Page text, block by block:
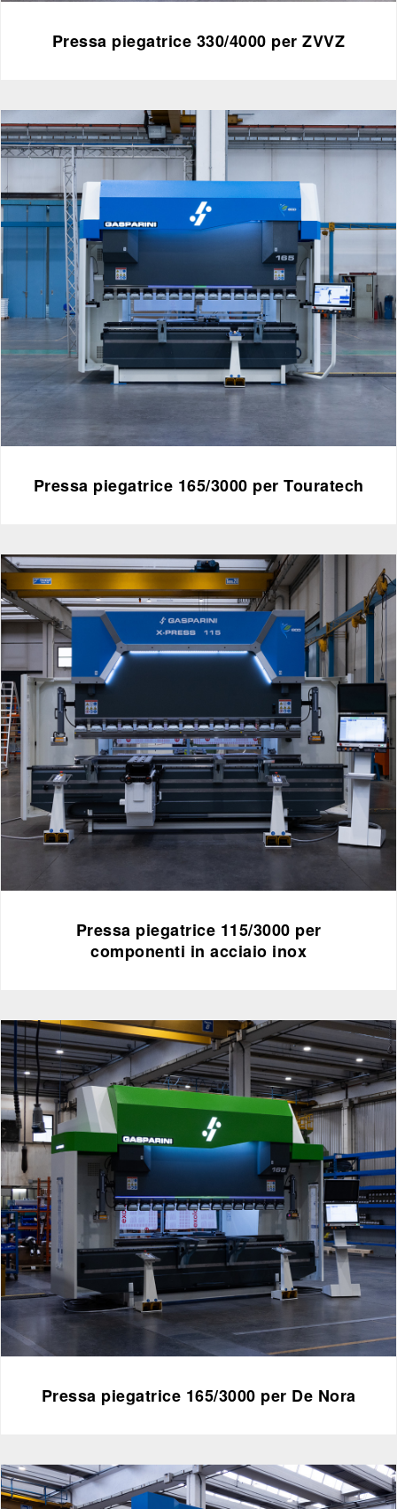
Pressa piegatrice 330/4000 per ZVVZ
Pressa piegatrice 165/3000 per Touratech
Pressa piegatrice 115/3000 per
componenti in acciaio inox
Pressa piegatrice 165/3000 per De Nora